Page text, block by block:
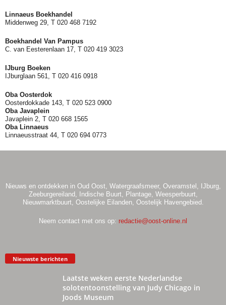
Linnaeus Boekhandel
Middenweg 29, T 020 468 7192
Boekhandel Van Pampus
C. van Eesterenlaan 17, T 020 419 3023
IJburg Boeken
IJburglaan 561, T 020 416 0918
Oba Oosterdok
Oosterdokkade 143, T 020 523 0900
Oba Javaplein
Javaplein 2, T 020 668 1565
Oba Linnaeus
Linnaeusstraat 44, T 020 694 0773
Nieuws en ontdekken in Oud Oost, Watergraafsmeer, Overamstel, IJburg,
Zeeburgereiland, Indische Buurt, Plantage, Weesperbuurt,
Nieuwmarktbuurt, Oostelijke Eilanden, Oostelijk Havengebied.
Neem contact met ons op: redactie@oost-online.nl
Nieuwste berichten
Laatste weken eerste Nederlandse
solotentoonstelling van Judy Chicago in
Joods Museum